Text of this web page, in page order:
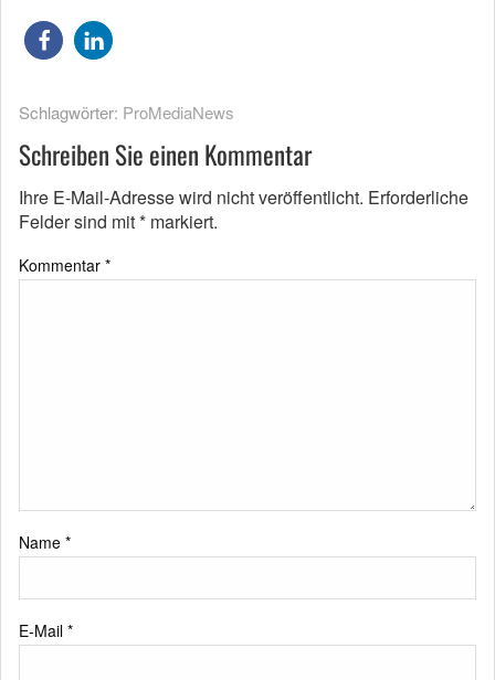
Schlagwörter: ProMediaNews
Schreiben Sie einen Kommentar
Ihre E-Mail-Adresse wird nicht veröffentlicht. Erforderliche
Felder sind mit* markiert.
Kommentar *
Name *
E-Mail *